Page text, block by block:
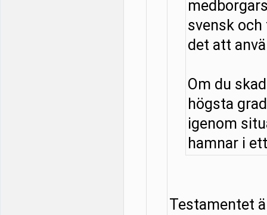
svensk
det att
Om du
högsta
igenom
hamnar i
Testamentet